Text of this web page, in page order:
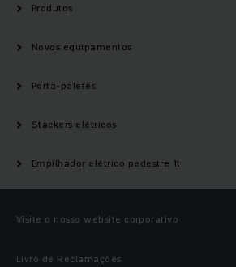
Produtos
Novos equipamentos
Porta-paletes
Stackers elétricos
Empilhador elétrico pedestre 1t
Visite o nosso website corporativo
Livro de Reclamações